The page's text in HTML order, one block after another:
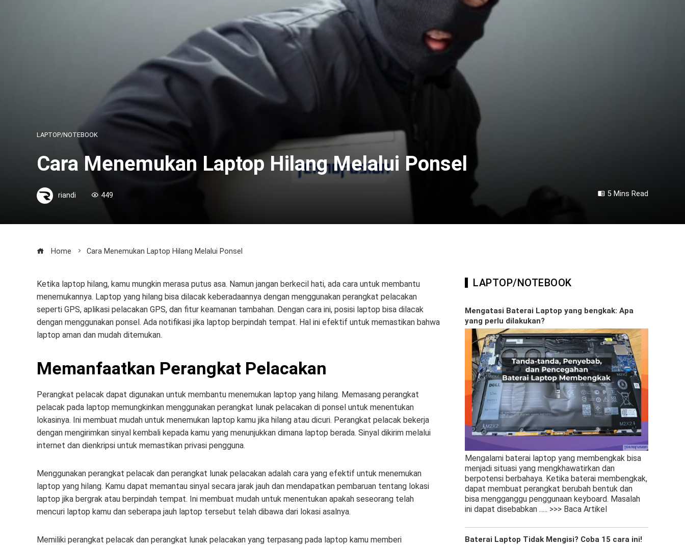
LAPTOP/NOTEBOOK
Cara Menemukan Laptop Hilang Melalui Ponsel
riandi 449 5 Mins Read
Home Cara Menemukan Laptop Hilang Melalui Ponsel
Ketika laptop hilang, kamu mungkin merasa putus asa. Namun jangan berkecil hati, ada cara untuk membantu
menemukannya. Laptop yang hilang bisa dilacak keberadaannya dengan menggunakan perangkat pelacakan
seperti GPS, aplikasi pelacakan GPS, dan fitur keamanan tambahan. Dengan cara ini, posisi laptop bisa dilacak
dengan menggunakan ponsel. Ada notifikasi jika laptop berpindah tempat. Hal ini efektif untuk memastikan bahwa
laptop aman dan mudah ditemukan.
Memanfaatkan Perangkat Pelacakan
Perangkat pelacak dapat digunakan untuk membantu menemukan laptop yang hilang. Memasang perangkat
pelacak pada laptop memungkinkan menggunakan perangkat lunak pelacakan di ponsel untuk menentukan
lokasinya. Ini membuat mudah untuk menemukan laptop kamu jika hilang atau dicuri. Perangkat pelacak bekerja
dengan mengirimkan sinyal kembali kepada kamu yang menunjukkan dimana laptop berada. Sinyal dikirim melalui
internet dan dienkripsi untuk memastikan privasi pengguna.
Menggunakan perangkat pelacak dan perangkat lunak pelacakan adalah cara yang efektif untuk menemukan
laptop yang hilang. Kamu dapat memantau sinyal secara jarak jauh dan mendapatkan pembaruan tentang lokasi
laptop jika bergrak atau berpindah tempat. Ini membuat mudah untuk menentukan apakah seseorang telah
mencuri laptop kamu dan seberapa jauh laptop tersebut telah dibawa dari lokasi asalnya.
Memiliki perangkat pelacak dan perangkat lunak pelacakan yang terpasang pada laptop kamu memberi
LAPTOP/NOTEBOOK
Mengatasi Baterai Laptop yang bengkak: Apa
yang perlu dilakukan?
Mengalami baterai laptop yang membengkak bisa
menjadi situasi yang mengkhawatirkan dan
berpotensi berbahaya. Ketika baterai membengkak,
dapat membuat perangkat berubah bentuk dan
bisa mengganggu penggunaan keyboard. Masalah
ini dapat disebabkan ….. >>> Baca Artikel
Baterai Laptop Tidak Mengisi? Coba 15 cara ini!